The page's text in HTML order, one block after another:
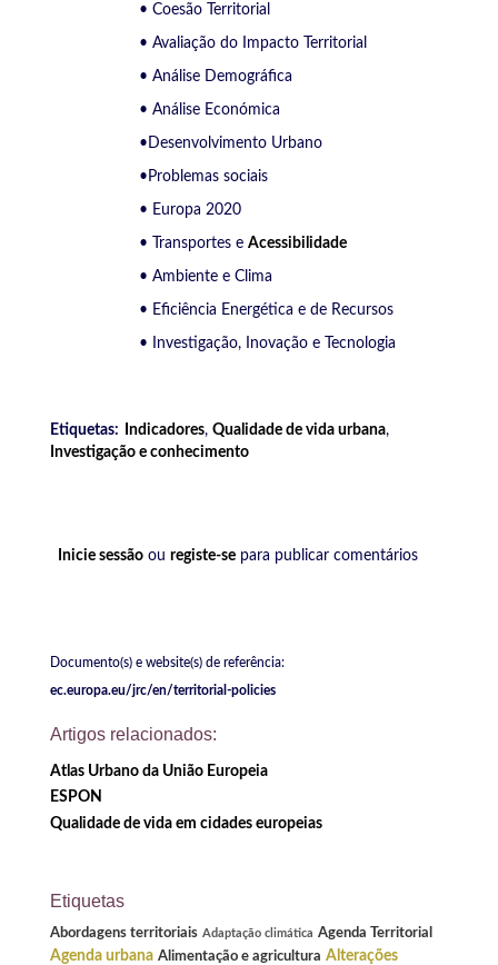
• Coesão Territorial
• Avaliação do Impacto Territorial
• Análise Demográfica
• Análise Económica
•Desenvolvimento Urbano
•Problemas sociais
• Europa 2020
• Transportes e Acessibilidade
• Ambiente e Clima
• Eficiência Energética e de Recursos
• Investigação, Inovação e Tecnologia
Etiquetas: Indicadores, Qualidade de vida urbana,
Investigação e conhecimento
Inicie sessão ou registe-se para publicar comentários
Documento(s) e website(s) de referência:
ec.europa.eu/jrc/en/territorial-policies
Artigos relacionados:
Atlas Urbano da União Europeia
ESPON
Qualidade de vida em cidades europeias
Etiquetas
Abordagens territoriais Adaptação climática Agenda Territorial
Agenda urbana Alimentação e agricultura Alterações